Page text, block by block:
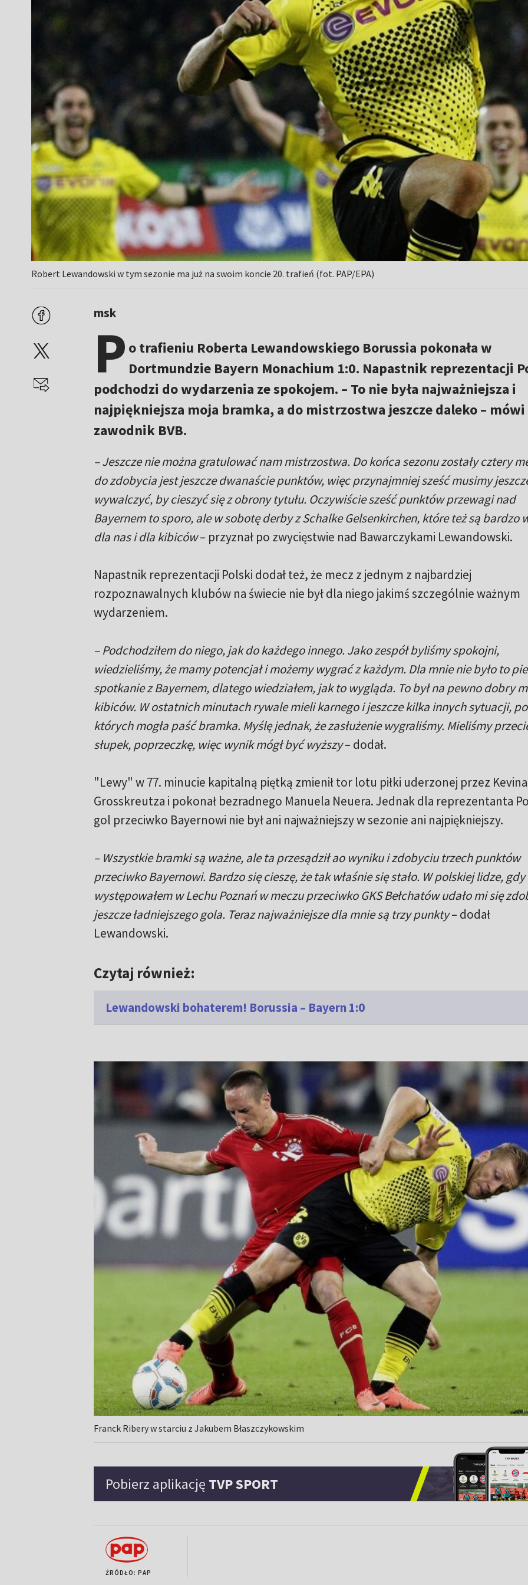
Robert Lewandowski w tym sezonie ma już na swoim koncie 20. trafień (fot. PAP/EPA)
msk
P o trafieniu Roberta Lewandowskiego Borussia pokonała w
Dortmundzie Bayern Monachium 1:0. Napastnik reprezentacji
podchodzi do wydarzenia ze spokojem. – To nie była najważniejsza i
najpiękniejsza moja bramka, a do mistrzostwa jeszcze daleko – mówi
zawodnik BVB.
– Jeszcze nie można gratulować nam mistrzostwa. Do końca sezonu zostały cztery
do zdobycia jest jeszcze dwanaście punktów, więc przynajmniej sześć musimy
wywalczyć, by cieszyć się z obrony tytułu. Oczywiście sześć punktów przewagi nad
Bayernem to sporo, ale w sobotę derby z Schalke Gelsenkirchen, które też są bardzo
dla nas i dla kibiców– przyznał po zwycięstwie nad Bawarczykami Lewandowski.
Napastnik reprezentacji Polski dodał też, że mecz z jednym z najbardziej
rozpoznawalnych klubów na świecie nie był dla niego jakimś szczególnie ważnym
wydarzeniem.
– Podchodziłem do niego, jak do każdego innego. Jako zespół byliśmy spokojni,
wiedzieliśmy, że mamy potencjał i możemy wygrać z każdym. Dla mnie nie było to
spotkanie z Bayernem, dlatego wiedziałem, jak to wygląda. To był na pewno dobry
kibiców. W ostatnich minutach rywale mieli karnego i jeszcze kilka innych sytuacji, po
których mogła paść bramka. Myślę jednak, że zasłużenie wygraliśmy. Mieliśmy
słupek, poprzeczkę, więc wynik mógł być wyższy– dodał.
"Lewy" w 77. minucie kapitalną piętką zmienił tor lotu piłki uderzonej przez Kevina
Grosskreutza i pokonał bezradnego Manuela Neuera. Jednak dla reprezentanta
gol przeciwko Bayernowi nie był ani najważniejszy w sezonie ani najpiękniejszy.
– Wszystkie bramki są ważne, ale ta przesądził ao wyniku i zdobyciu trzech punktów
przeciwko Bayernowi. Bardzo się cieszę, że tak właśnie się stało. W polskiej lidze, gdy
występowałem w Lechu Poznań w meczu przeciwko GKS Bełchatów udało mi się
jeszcze ładniejszego gola. Teraz najważniejsze dla mnie są trzy punkty– dodał
Lewandowski.
Czytaj również:
Lewandowski bohaterem! Borussia – Bayern 1:0
Franck Ribery w starciu z Jakubem Błaszczykowskim
Pobierz aplikację TVP SPORT
ŹRÓDŁO: PAP